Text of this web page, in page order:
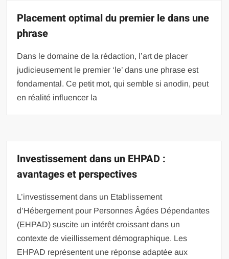
Placement optimal du premier le dans une
phrase
Dans le domaine de la rédaction, l’art de placer
judicieusement le premier ‘le’ dans une phrase est
fondamental. Ce petit mot, qui semble si anodin, peut
en réalité influencer la
Investissement dans un EHPAD :
avantages et perspectives
L’investissement dans un Etablissement
d’Hébergement pour Personnes Âgées Dépendantes
(EHPAD) suscite un intérêt croissant dans un
contexte de vieillissement démographique. Les
EHPAD représentent une réponse adaptée aux